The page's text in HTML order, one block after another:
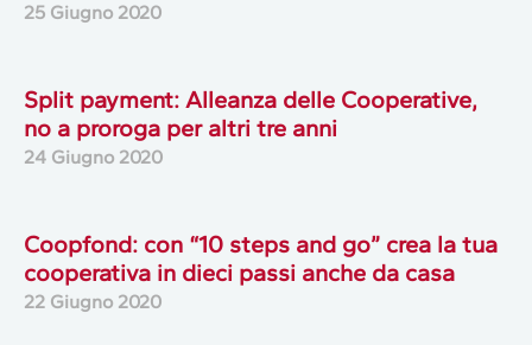
25 Giugno 2020
Split payment: Alleanza delle Cooperative,
no a proroga per altri tre anni
24 Giugno 2020
Coopfond: con “10 steps and go” crea la tua
cooperativa in dieci passi anche da casa
22 Giugno 2020